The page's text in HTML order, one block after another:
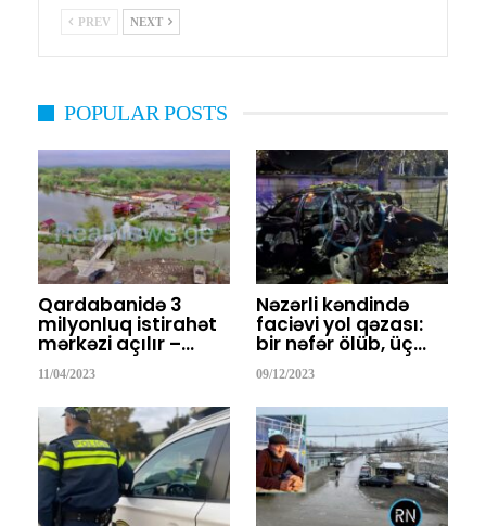
PREV NEXT
POPULAR POSTS
Qardabanidə 3
milyonluq istirahət
mərkəzi açılır –…
11/04/2023
Nəzərli kəndində
faciəvi yol qəzası:
bir nəfər ölüb, üç…
09/12/2023